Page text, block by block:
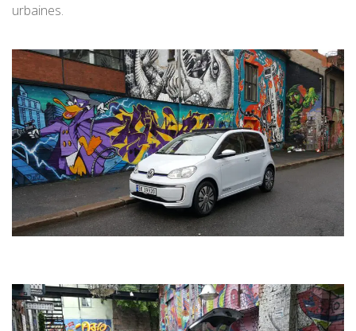
urbaines.